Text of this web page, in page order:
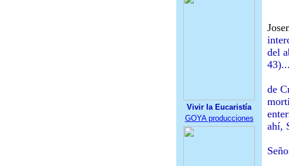
Vivir la Eucaristía
GOYA producciones
del
Yo
de
ahí,